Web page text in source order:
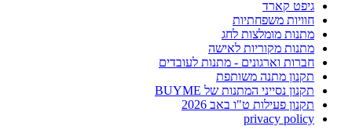
גיפט קארד
חוויות משפחתיות
מתנות מומלצות לחג
מתנות מקוריות לאישה
חברות וארגונים - מתנות לעובדים
תקנון מתנה משותפת
תקנון נסייני המתנות של BUYME
תקנון פעילות ט"ו באב 2026
privacy policy